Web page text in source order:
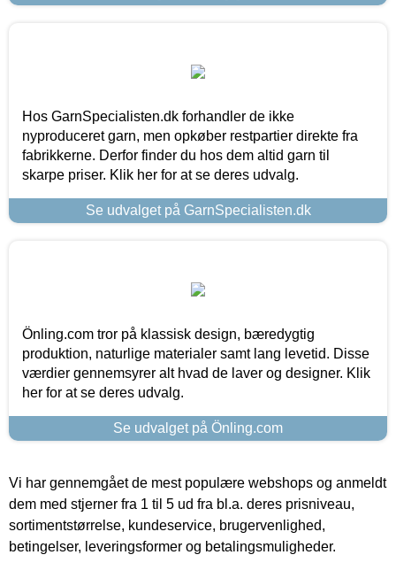
Hos GarnSpecialisten.dk forhandler de ikke
nyproduceret garn, men opkøber restpartier direkte fra
fabrikkerne. Derfor finder du hos dem altid garn til
skarpe priser. Klik her for at se deres udvalg.
Se udvalget på GarnSpecialisten.dk
Önling.com tror på klassisk design, bæredygtig
produktion, naturlige materialer samt lang levetid. Disse
værdier gennemsyrer alt hvad de laver og designer. Klik
her for at se deres udvalg.
Se udvalget på Önling.com
Vi har gennemgået de mest populære webshops og anmeldt
dem med stjerner fra 1 til 5 ud fra bl.a. deres prisniveau,
sortimentstørrelse, kundeservice, brugervenlighed,
betingelser, leveringsformer og betalingsmuligheder.